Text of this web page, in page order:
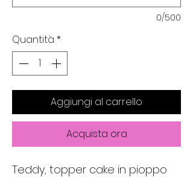
0/500
Quantità *
Aggiungi al carrello
Acquista ora
Teddy, topper cake in pioppo